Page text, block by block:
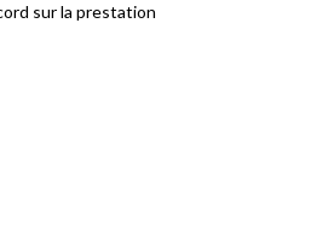
sur la prestation